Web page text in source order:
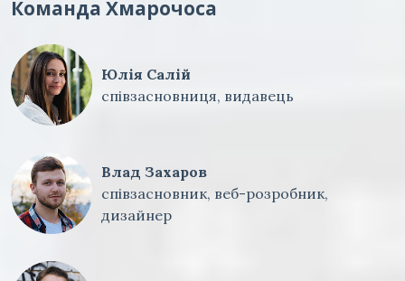
Команда Хмарочоса
Юлія Салій
співзасновниця, видавець
Влад Захаров
співзасновник, веб-розробник,
дизайнер